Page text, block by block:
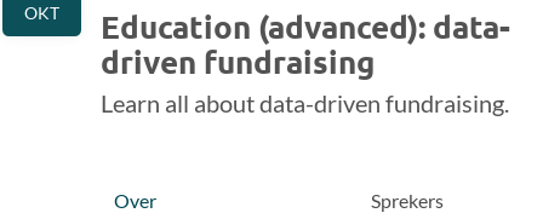
OKT
Education (advanced): data-
driven fundraising
Learn all about data-driven fundraising.
Over Sprekers